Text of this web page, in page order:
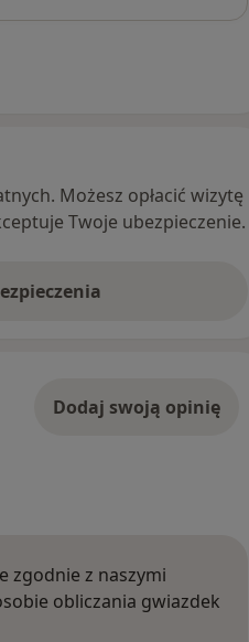
Możesz opłacić wizytę
Twoje ubezpieczenie.
Dodaj swoją opinię
zgodnie z naszymi
obliczania gwiazdek